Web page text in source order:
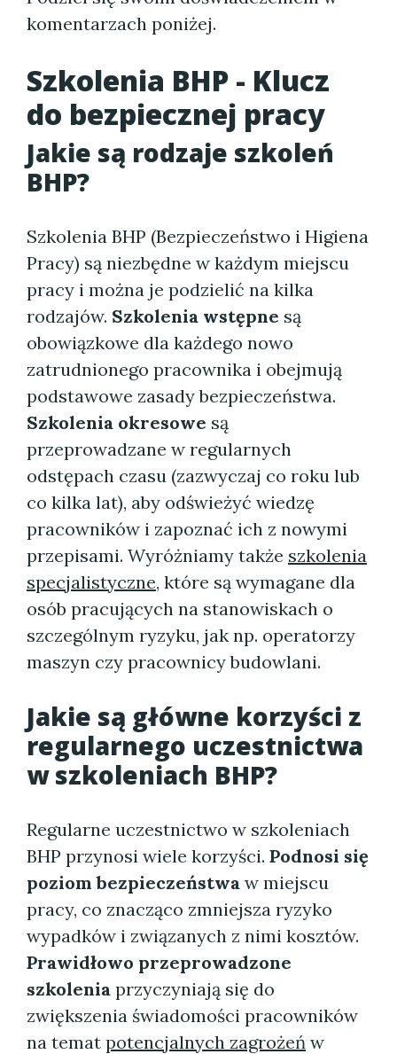
komentarzach poniżej.
Szkolenia BHP - Klucz
do bezpiecznej pracy
Jakie są rodzaje szkoleń
BHP?
Szkolenia BHP (Bezpieczeństwo i Higiena
Pracy) są niezbędne w każdym miejscu
pracy i można je podzielić na kilka
rodzajów. Szkolenia wstępne są
obowiązkowe dla każdego nowo
zatrudnionego pracownika i obejmują
podstawowe zasady bezpieczeństwa.
Szkolenia okresowe są
przeprowadzane w regularnych
odstępach czasu (zazwyczaj co roku lub
co kilka lat), aby odświeżyć wiedzę
pracowników i zapoznać ich z nowymi
przepisami. Wyróżniamy także szkolenia
specjalistyczne, które są wymagane dla
osób pracujących na stanowiskach o
szczególnym ryzyku, jak np. operatorzy
maszyn czy pracownicy budowlani.
Jakie są główne korzyści z
regularnego uczestnictwa
w szkoleniach BHP?
Regularne uczestnictwo w szkoleniach
BHP przynosi wiele korzyści. Podnosi się
poziom bezpieczeństwa w miejscu
pracy, co znacząco zmniejsza ryzyko
wypadków i związanych z nimi kosztów.
Prawidłowo przeprowadzone
szkolenia przyczyniają się do
zwiększenia świadomości pracowników
na temat potencjalnych zagrożeń w